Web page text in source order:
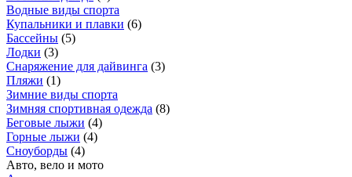
Водные виды спорта
Купальники и плавки (6)
Бассейны (5)
Лодки (3)
Снаряжение для дайвинга (3)
Пляжи (1)
Зимние виды спорта
Зимняя спортивная одежда (8)
Беговые лыжи (4)
Горные лыжи (4)
Сноуборды (4)
Авто, вело и мото